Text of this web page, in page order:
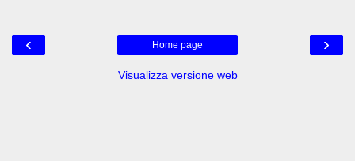
‹ ›
Home page
Visualizza versione web